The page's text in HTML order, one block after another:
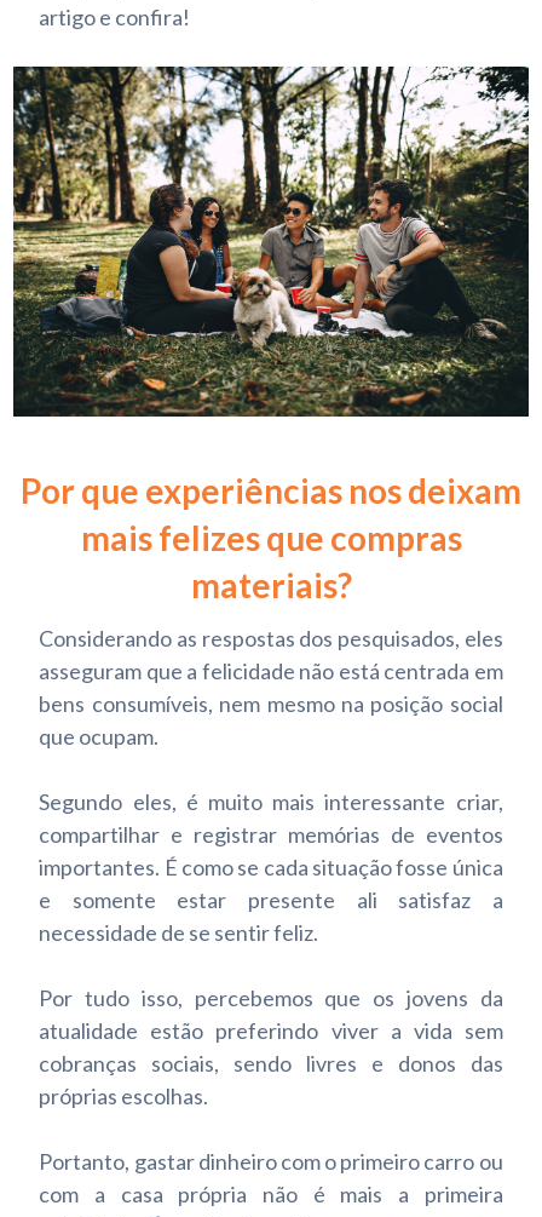
artigo e confira!
Por que experiências nos deixam
mais felizes que compras
materiais?
Considerando as respostas dos pesquisados, eles
asseguram que a felicidade não está centrada em
bens consumíveis, nem mesmo na posição social
que ocupam.
Segundo eles, é muito mais interessante criar,
compartilhar e registrar memórias de eventos
importantes. É como se cada situação fosse única
e somente estar presente ali satisfaz a
necessidade de se sentir feliz.
Por tudo isso, percebemos que os jovens da
atualidade estão preferindo viver a vida sem
cobranças sociais, sendo livres e donos das
próprias escolhas.
Portanto, gastar dinheiro com o primeiro carro ou
com a casa própria não é mais a primeira